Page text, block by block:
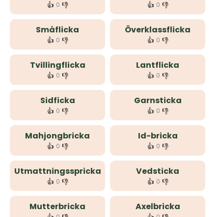
👍 0 👎 👍 0 👎
Småflicka
👍 0 👎
Överklassflicka
👍 0 👎
Tvillingflicka
👍 0 👎
Lantflicka
👍 0 👎
Sidficka
👍 0 👎
Garnsticka
👍 0 👎
Mahjongbricka
👍 0 👎
Id-bricka
👍 0 👎
Utmattningsspricka
👍 0 👎
Vedsticka
👍 0 👎
Mutterbricka Axelbricka